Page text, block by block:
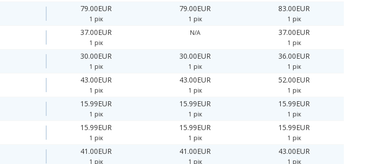
79.00EUR
1 рік
79.00EUR
1 рік
83.00EUR
1 рік
37.00EUR
1 рік
N/A 37.00EUR
1 рік
30.00EUR
1 рік
30.00EUR
1 рік
36.00EUR
1 рік
43.00EUR
1 рік
43.00EUR
1 рік
52.00EUR
1 рік
15.99EUR
1 рік
15.99EUR
1 рік
15.99EUR
1 рік
15.99EUR
1 рік
15.99EUR
1 рік
15.99EUR
1 рік
41.00EUR
1 рік
41.00EUR
1 рік
43.00EUR
1 рік